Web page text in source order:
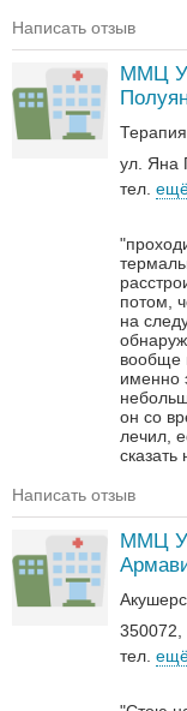
Написать отзыв
ММЦ
Терапия
ул. Яна
тел.
потом,
на
вообще
именно
он со
лечил,
сказать
Написать отзыв
ММЦ
350072,
тел.